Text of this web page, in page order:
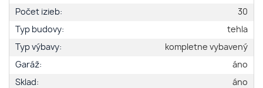
Počet izieb:
30
Typ budovy:
tehla
Typ výbavy:
kompletne vybavený
Garáž:
áno
Sklad:
áno